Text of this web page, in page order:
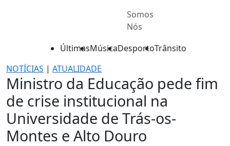
Somos
Nós
ÚltimasMúsicaDesportoTrânsito
NOTÍCIAS | ATUALIDADE
Ministro da Educação pede fim
de crise institucional na
Universidade de Trás-os-
Montes e Alto Douro